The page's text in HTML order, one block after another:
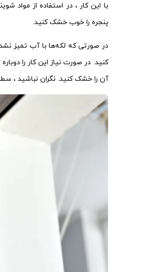
با این کار ، در استفاده از مواد
پنجره را خوب خشک کنید.
در صورتی که لکه‌ها با آب تمیز
کنید. در صورت نیاز این کار را
آن را خشک کنید. نگران نباشید ،